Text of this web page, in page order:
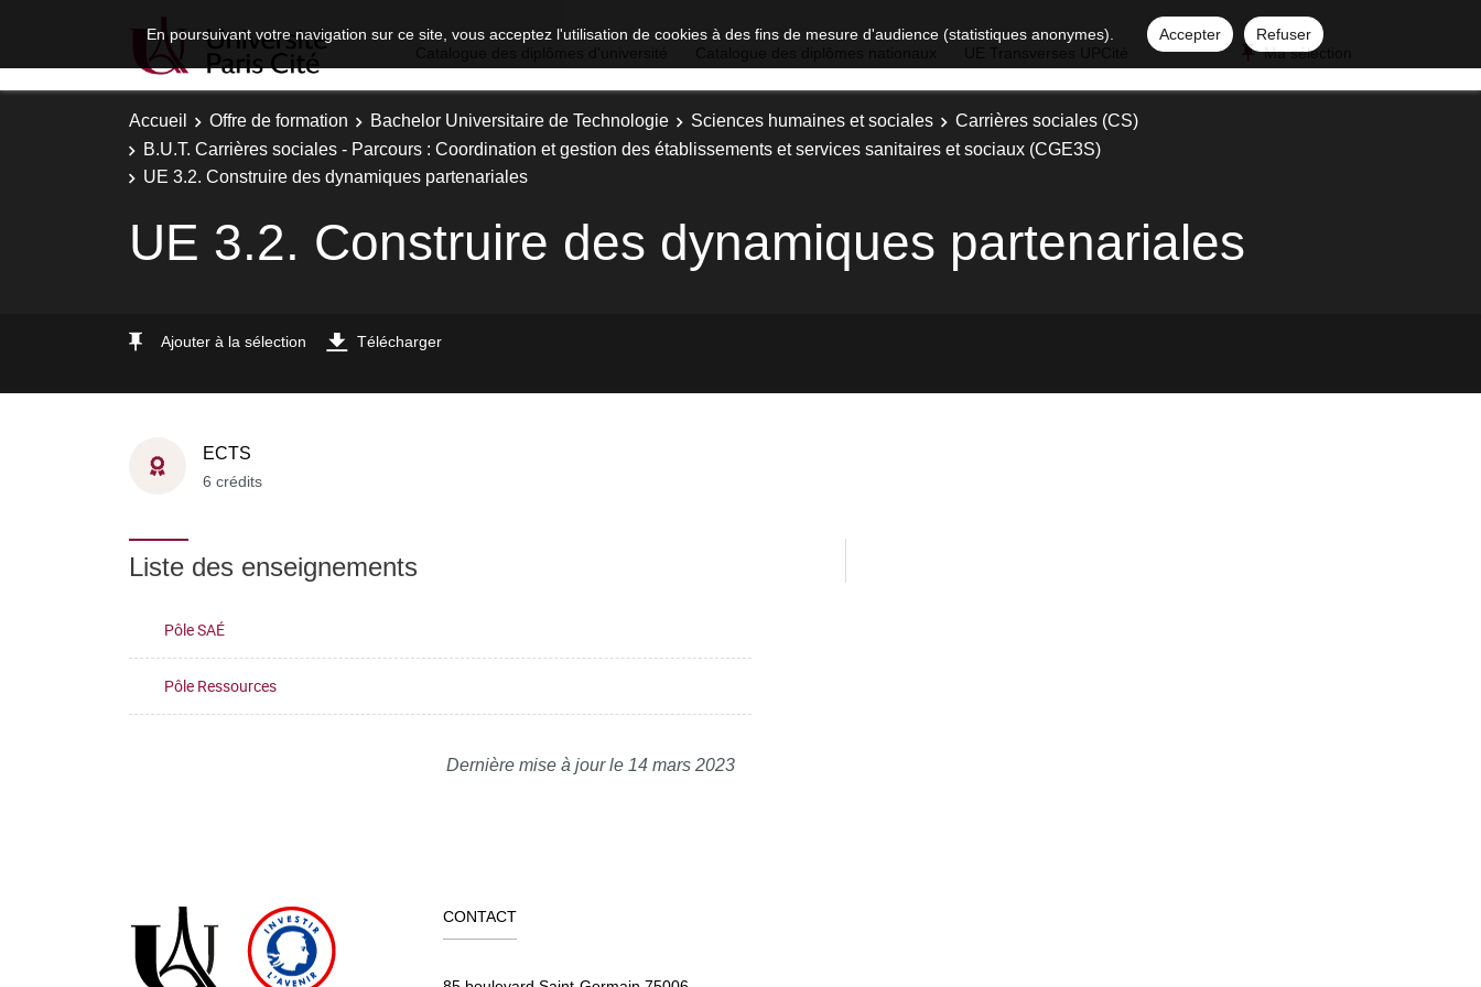
En poursuivant votre navigation sur ce site, vous acceptez l'utilisation de cookies à des fins de mesure d'audience (statistiques anonymes). Accepter
Refuser
Ma sélection
Accueil Offre de formation Bachelor Universitaire de Technologie Sciences humaines et sociales
Carrières sociales (CS)
B.U.T. Carrières sociales - Parcours : Coordination et gestion des établissements et services sanitaires et sociaux (CGE3S)
UE 3.2. Construire des dynamiques partenariales
UE 3.2. Construire des dynamiques partenariales
Ajouter à la sélection Télécharger
ECTS
6 crédits
Liste des enseignements
Pôle SAÉ
Pôle Ressources
Dernière mise à jour le 14 mars 2023
CONTACT